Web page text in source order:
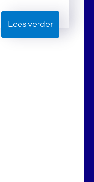
Lees verder